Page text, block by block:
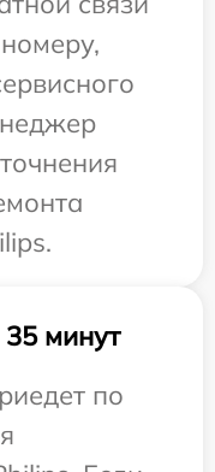
минут
по